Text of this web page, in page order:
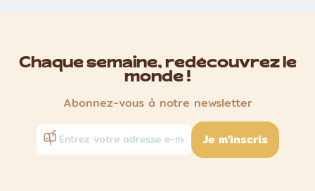
Chaque semaine, redécouvrez le
monde !
Abonnez-vous à notre newsletter
Je m'inscris